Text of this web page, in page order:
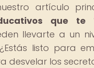
artículo
que te
llevarte a un
listo para
desvelar los